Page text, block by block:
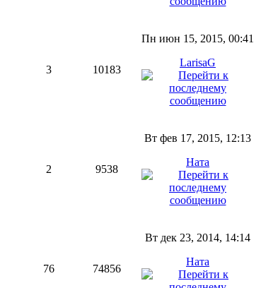
3 10183
Пн июн 15, 2015, 00:41
LarisaG
2 9538
Вт фев 17, 2015, 12:13
Ната
76 74856
Вт дек 23, 2014, 14:14
Ната